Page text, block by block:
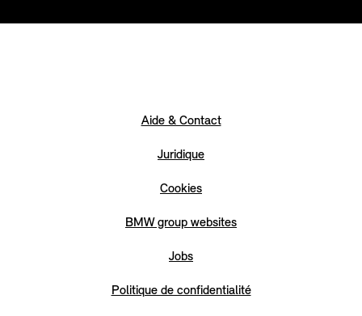
Aide & Contact
Juridique
Cookies
BMW group websites
Jobs
Politique de confidentialité